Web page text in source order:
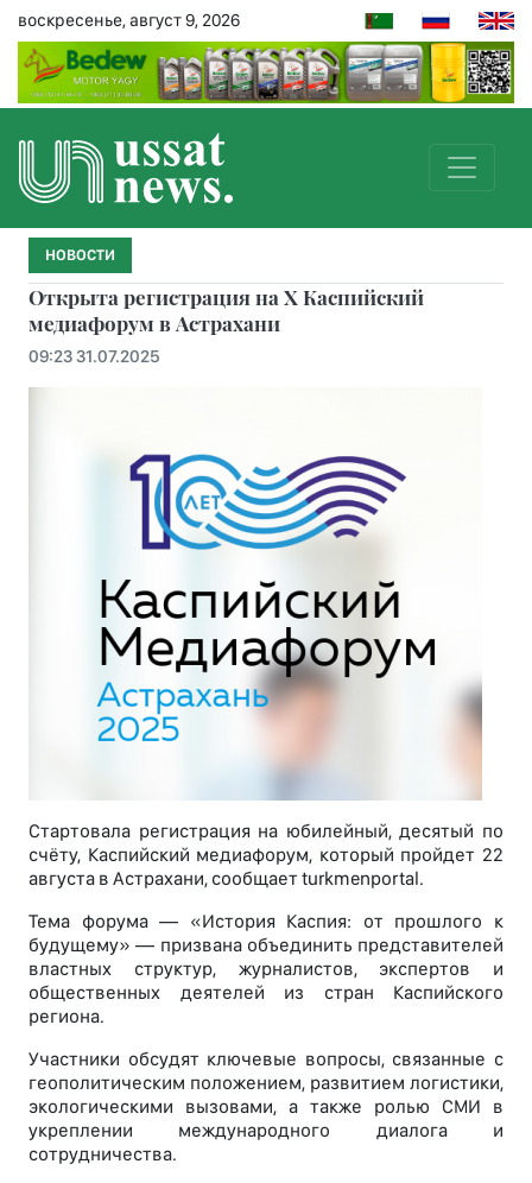
воскресенье, август 9, 2026
НОВОСТИ
Открыта регистрация на X Каспийский
медиафорум в Астрахани
09:23 31.07.2025
Стартовала регистрация на юбилейный, десятый по
счёту, Каспийский медиафорум, который пройдет 22
августа в Астрахани, сообщает turkmenportal.
Тема форума — «История Каспия: от прошлого к
будущему» — призвана объединить представителей
властных структур, журналистов, экспертов и
общественных деятелей из стран Каспийского
региона.
Участники обсудят ключевые вопросы, связанные с
геополитическим положением, развитием логистики,
экологическими вызовами, а также ролью СМИ в
укреплении международного диалога и
сотрудничества.